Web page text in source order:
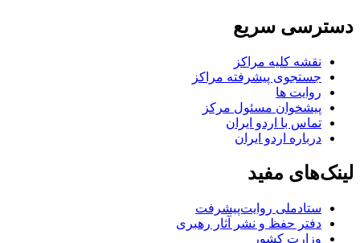
دسترسی سریع
نقشه کلیه مراکز
جستجوی پیشرفته مراکز
روایت ها
پیشخوان مسئول مرکز
تماس با اردو ایران
درباره اردو ایران
لینک‌های مفید
ستاد‌ملی روایت‌پیشرفت
دفتر حفظ و نشر آثار رهبری
وزارت کشور